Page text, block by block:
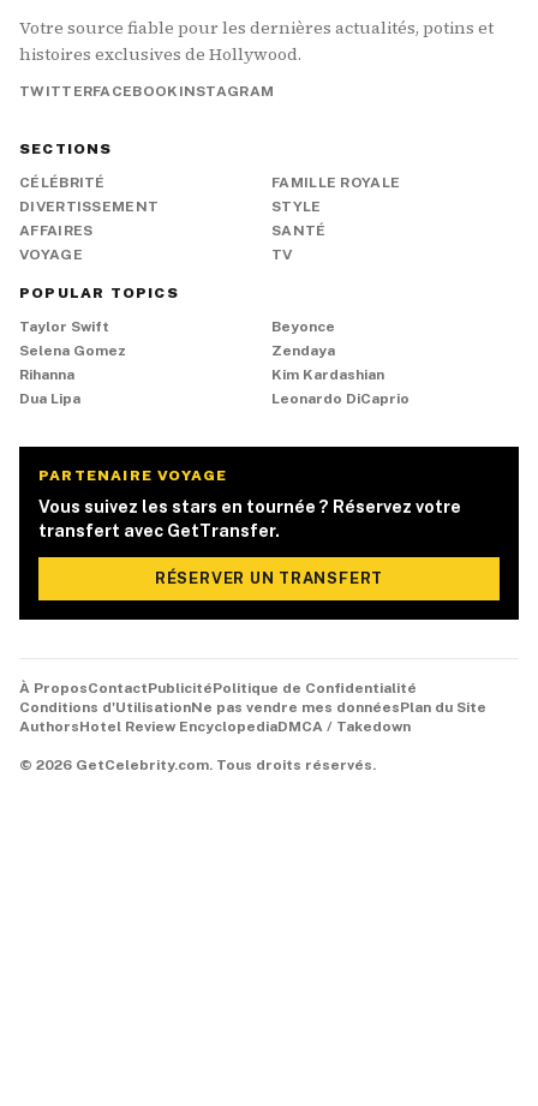
Votre source fiable pour les dernières actualités, potins et
histoires exclusives de Hollywood.
TWITTERFACEBOOK INSTAGRAM
SECTIONS
CÉLÉBRITÉ
FAMILLE ROYALE
DIVERTISSEMENT
STYLE
AFFAIRES
SANTÉ
VOYAGE
TV
POPULAR TOPICS
Taylor Swift
Beyonce
Selena Gomez
Zendaya
Rihanna
Kim Kardashian
Dua Lipa
Leonardo DiCaprio
PARTENAIRE VOYAGE
Vous suivez les stars en tournée ? Réservez votre
transfert avec GetTransfer.
RÉSERVER UN TRANSFERT
À ProposContactPublicitéPolitique de Confidentialité
Conditions d'UtilisationNe pas vendre mes donnéesPlan du Site
AuthorsHotel Review EncyclopediaDMCA / Takedown
© 2026 GetCelebrity.com. Tous droits réservés.